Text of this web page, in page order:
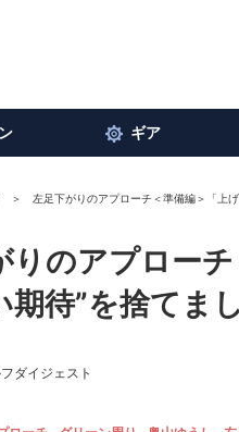
ギア
左足下がりのアプローチ＜準備編＞「上
りのアプロー
待”を捨てま
ダイジェスト